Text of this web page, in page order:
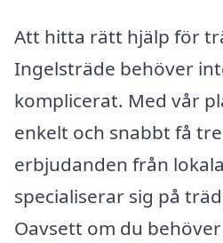
Att hitta rätt hjälp för
Ingelsträde behöver
komplicerat. Med vår
enkelt och snabbt få
erbjudanden från
specialiserar sig på
Oavsett om du